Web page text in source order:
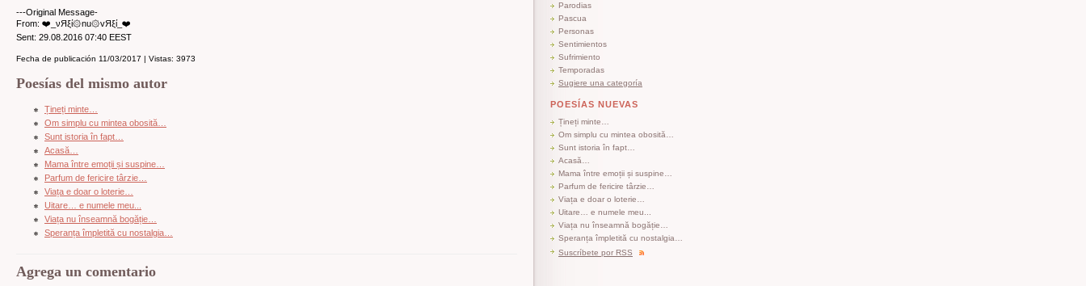
---Original Message-
From: ❤️_νЯξί۞nu۞vЯξί_❤️
Sent: 29.08.2016 07:40 EEST
Fecha de publicación 11/03/2017 | Vistas: 3973
Poesías del mismo autor
Țineți minte…
Om simplu cu mintea obosită…
Sunt istoria în fapt…
Acasă…
Mama între emoții și suspine…
Parfum de fericire târzie…
Viața e doar o loterie…
Uitare… e numele meu...
Viața nu înseamnă bogăție…
Speranța împletită cu nostalgia…
Agrega un comentario
Parodias
Pascua
Personas
Sentimientos
Sufrimiento
Temporadas
Sugiere una categoría
POESÍAS NUEVAS
Țineți minte…
Om simplu cu mintea obosită…
Sunt istoria în fapt…
Acasă…
Mama între emoții și suspine…
Parfum de fericire târzie…
Viața e doar o loterie…
Uitare… e numele meu...
Viața nu înseamnă bogăție…
Speranța împletită cu nostalgia…
Suscríbete por RSS